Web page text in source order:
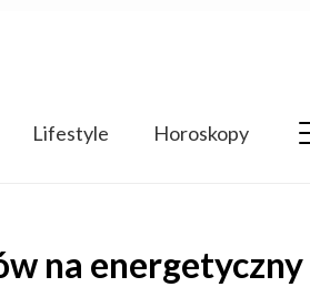
Lifestyle Horoskopy
na energetyczny